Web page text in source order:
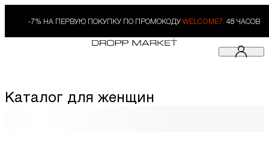
-7% НА ПЕРВУЮ ПОКУПКУ ПО ПРОМОКОДУ WELCOME7. 48 ЧАСОВ
Каталог для женщин